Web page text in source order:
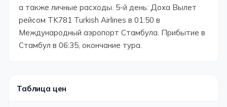
а также личные расходы. 5-й день: Доха Вылет
рейсом TK781 Turkish Airlines в 01:50 в
Международный аэропорт Стамбула. Прибытие в
Стамбул в 06:35, окончание тура.
Таблица цен